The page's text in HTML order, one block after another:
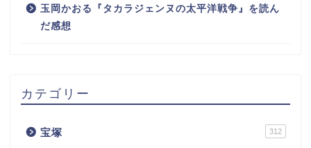
玉岡かおる『タカラジェンヌの太平洋戦争』を読ん
だ感想
カテゴリー
宝塚 312